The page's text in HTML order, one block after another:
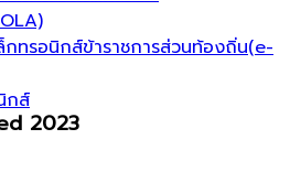
กทรอนิกส์ข้าราชการส่วนท้องถิ่น(e-
กส์
2023